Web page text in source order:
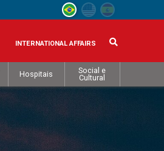
INTERNATIONAL AFFAIRS
Hospitais
Social e
Cultural